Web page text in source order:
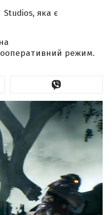
Studios, яка є
режим.